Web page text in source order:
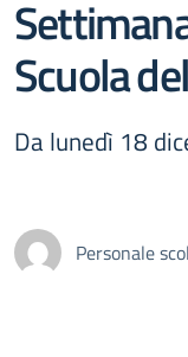
Scuola
Da lunedì 18
Personale